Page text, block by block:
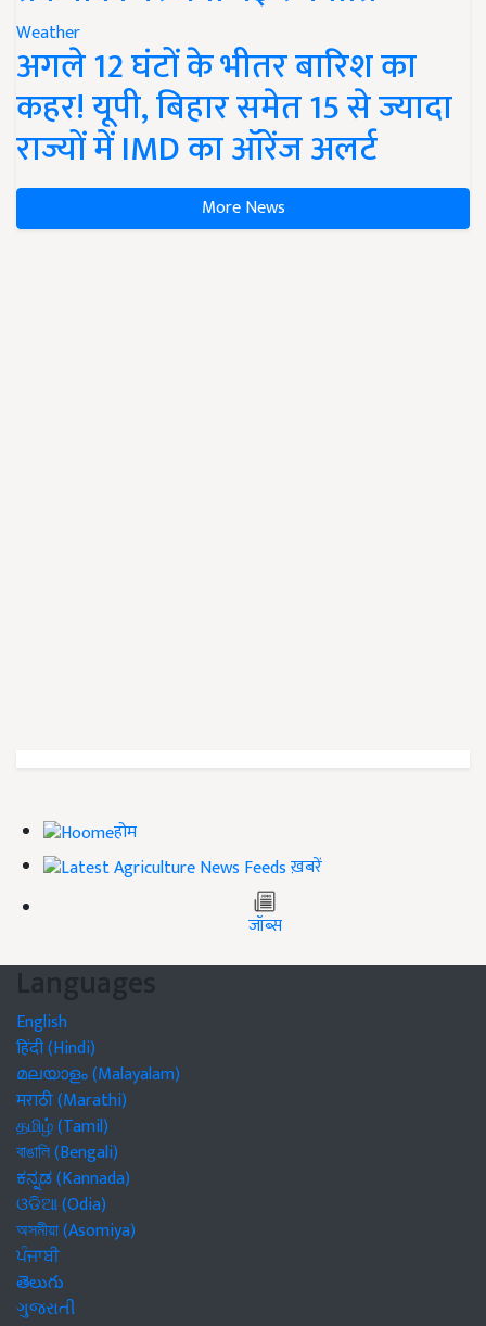
Weather
अगले 12 घंटों के भीतर बारिश का
कहर! यूपी, बिहार समेत 15 से ज्यादा
राज्यों में IMD का ऑरेंज अलर्ट
More News
होम
ख़बरें
जॉब्स
Languages
English
हिंदी (Hindi)
മലയാളം (Malayalam)
मराठी (Marathi)
தமிழ் (Tamil)
বাঙালি (Bengali)
ಕನ್ನಡ (Kannada)
ଓଡିଆ (Odia)
অসমীয়া (Asomiya)
ਪੰਜਾਬੀ
తెలుగు
ગુજરાતી